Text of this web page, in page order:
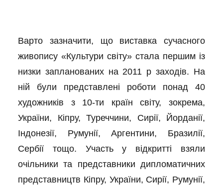
Варто зазначити, що виставка сучасного
живопису «Культури світу» стала першим із
низки запланованих на 2011 р заходів. На
ній були представлені роботи понад 40
художників з 10-ти країн світу, зокрема,
України, Кіпру, Туреччини, Сирії, Йорданії,
Індонезії, Румунії, Аргентини, Бразилії,
Сербії тощо. Участь у відкритті взяли
очільники та представники дипломатичних
представництв Кіпру, України, Сирії, Румунії,